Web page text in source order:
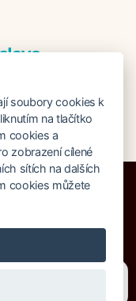
548 908
000 Kč
soubory cookies k
na tlačítko
cookies a
zobrazení cílené
sítích na dalších
cookies můžete